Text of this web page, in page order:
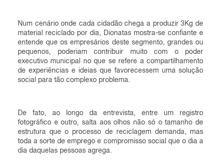
Num cenário onde cada cidadão chega a produzir 3Kg de
material reciclado por dia, Dionatas mostra-se confiante e
entende que os empresários deste segmento, grandes ou
pequenos, poderiam contribuir muito com o poder
executivo municipal no que se refere a compartilhamento
de experiências e ideias que favorecessem uma solução
social para tão complexo problema.
De fato, ao longo da entrevista, entre um registro
fotográfico e outro, salta aos olhos não só o tamanho de
estrutura que o processo de reciclagem demanda, mas
toda a sorte de emprego e compromisso social que o dia a
dia daquelas pessoas agrega.